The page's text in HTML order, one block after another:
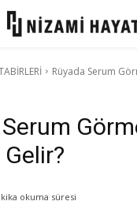
Rüyada Serum
okuma süresi